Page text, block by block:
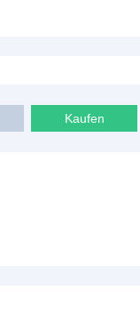
Kaufen